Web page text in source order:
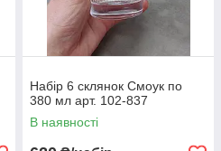
Набір 6 склянок Смоук по
380 мл арт. 102-837
В наявності